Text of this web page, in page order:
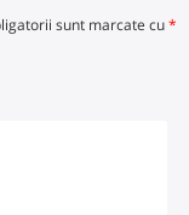
sunt marcate cu*